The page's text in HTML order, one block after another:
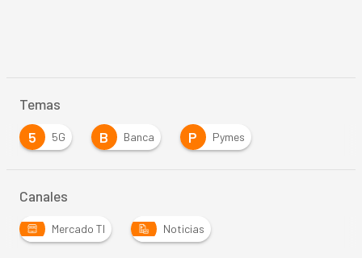
Temas
5
5G B Banca P Pymes
Canales
Mercado TI Noticias